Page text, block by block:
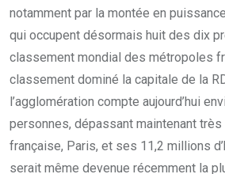
notamment par la montée en
qui occupent désormais huit des dix
classement mondial des métropoles
classement dominé la capitale de la
l’agglomération compte aujourd’hui
personnes, dépassant maintenant
française, Paris, et ses 11,2 millions
serait même devenue récemment la